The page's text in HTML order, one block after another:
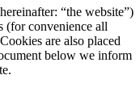
“the website”)
(for convenience all
are also placed
below we inform